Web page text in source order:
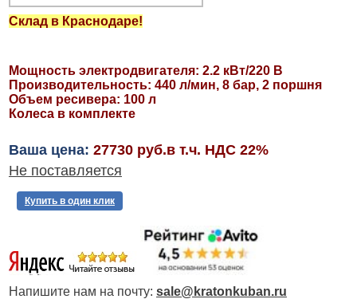
Склад в Краснодаре!
Мощность электродвигателя: 2.2 кВт/220 В
Производительность: 440 л/мин, 8 бар, 2 поршня
Объем ресивера: 100 л
Колеса в комплекте
Ваша цена: 27730 руб.в т.ч. НДС 22%
Не поставляется
Купить в один клик
Напишите нам на почту: sale@kratonkuban.ru